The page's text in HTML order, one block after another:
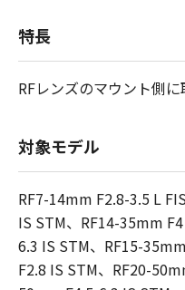
特長
RFレンズのマウント側に
対象モデル
RF7-14mm F2.8-3.5 L
IS STM、RF14-35mm
6.3 IS STM、RF15-
F2.8 IS STM、RF20-